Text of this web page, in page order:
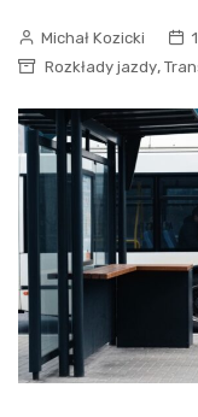
Michał Kozicki
Rozkłady jazdy,